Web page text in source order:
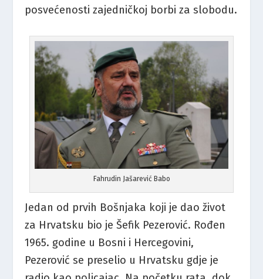
posvećenosti zajedničkoj borbi za slobodu.​
Fahrudin Jašarević Babo
Jedan od prvih Bošnjaka koji je dao život
za Hrvatsku bio je Šefik Pezerović. Rođen
1965. godine u Bosni i Hercegovini,
Pezerović se preselio u Hrvatsku gdje je